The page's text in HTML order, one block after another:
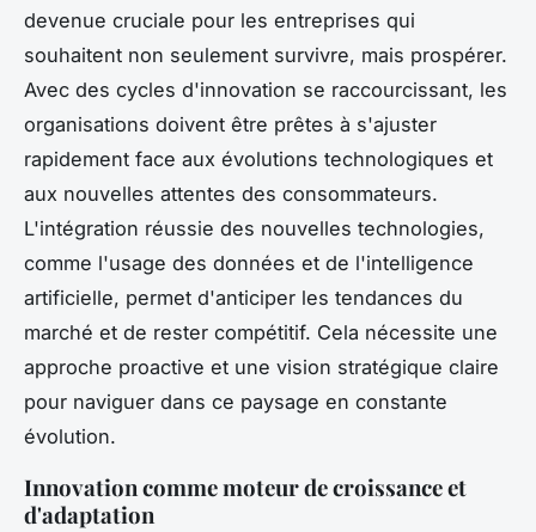
devenue cruciale pour les entreprises qui
souhaitent non seulement survivre, mais prospérer.
Avec des cycles d'innovation se raccourcissant, les
organisations doivent être prêtes à s'ajuster
rapidement face aux évolutions technologiques et
aux nouvelles attentes des consommateurs.
L'intégration réussie des nouvelles technologies,
comme l'usage des données et de l'intelligence
artificielle, permet d'anticiper les tendances du
marché et de rester compétitif. Cela nécessite une
approche proactive et une vision stratégique claire
pour naviguer dans ce paysage en constante
évolution.
Innovation comme moteur de croissance et
d'adaptation